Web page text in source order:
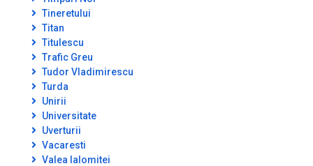
Tineretului
Titan
Titulescu
Trafic Greu
Tudor Vladimirescu
Turda
Unirii
Universitate
Uverturii
Vacaresti
Valea Ialomitei